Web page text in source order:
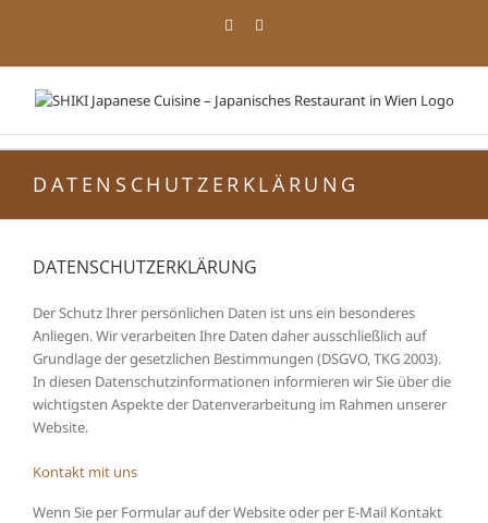
Facebook
DATENSCHUTZERKLÄRUNG
DATENSCHUTZERKLÄRUNG
Der Schutz Ihrer persönlichen Daten ist uns ein besonderes
Anliegen. Wir verarbeiten Ihre Daten daher ausschließlich auf
Grundlage der gesetzlichen Bestimmungen (DSGVO, TKG 2003).
In diesen Datenschutzinformationen informieren wir Sie über die
wichtigsten Aspekte der Datenverarbeitung im Rahmen unserer
Website.
Kontakt mit uns
Wenn Sie per Formular auf der Website oder per E-Mail Kontakt